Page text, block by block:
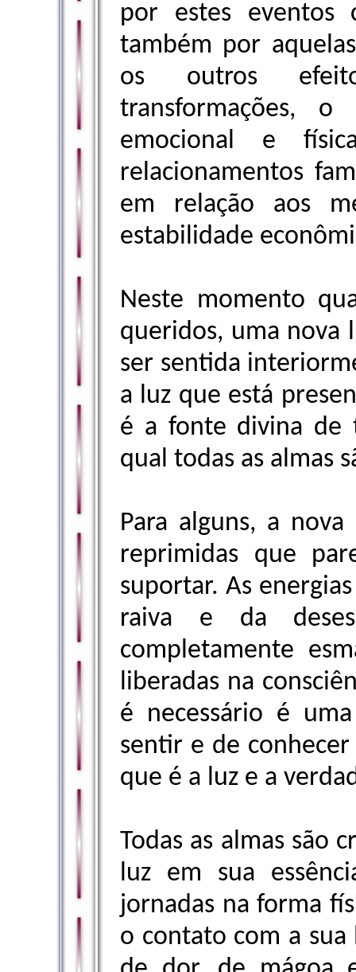
por estes eventos
também por
os outros
transformações,
emocional e
relacionamentos
em relação aos
estabilidade
Neste momento
queridos, uma nova
ser sentida
a luz que está
é a fonte divina de
qual todas as almas
Para alguns, a
reprimidas que
suportar. As
raiva e da
completamente
liberadas na
é necessário é
sentir e de
que é a luz e a
Todas as almas são
luz em sua
jornadas na forma
o contato com a sua